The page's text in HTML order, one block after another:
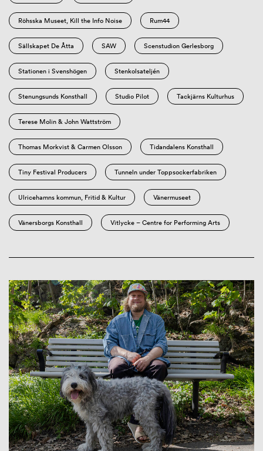
Röhsska Museet, Kill the Info Noise Rum44
Sällskapet De Åtta SAW Scenstudion Gerlesborg
Stationen i Svenshögen Stenkolsateljén
Stenungsunds Konsthall Studio Pilot Tackjärns Kulturhus
Terese Molin & John Wattström
Thomas Morkvist & Carmen Olsson Tidandalens Konsthall
Tiny Festival Producers Tunneln under Toppsockerfabriken
Ulricehamns kommun, Fritid & Kultur Vänermuseet
Vänersborgs Konsthall Vitlycke – Centre for Performing Arts